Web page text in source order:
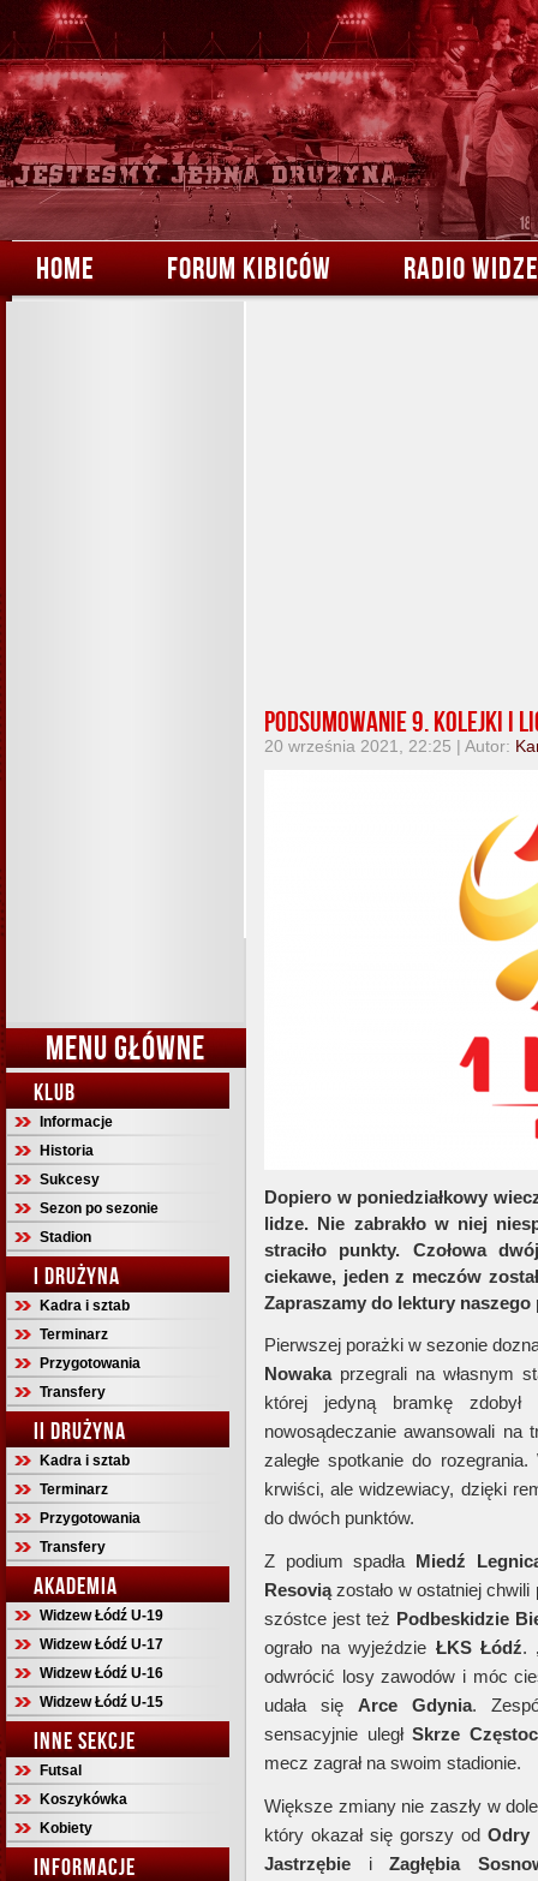
HOME FORUM KIBICÓW RADIO
MENU GŁÓWNE
KLUB
Informacje
Historia
Sukcesy
Sezon po sezonie
Stadion
I DRUŻYNA
Kadra i sztab
Terminarz
Przygotowania
Transfery
II DRUŻYNA
Kadra i sztab
Terminarz
Przygotowania
Transfery
AKADEMIA
Widzew Łódź U-19
Widzew Łódź U-17
Widzew Łódź U-16
Widzew Łódź U-15
INNE SEKCJE
Futsal
Koszykówka
Kobiety
INFORMACJE
Podsumowanie 9. kolejki I
20 września 2021, 22:25 | Autor:
Dopiero w poniedziałkowy
lidze. Nie zabrakło w niej
straciło punkty. Czołowa
ciekawe, jeden z meczów
Zapraszamy do lektury
Pierwszej porażki w sezonie
Nowaka przegrali na własnym
której jedyną bramkę zdobył
nowosądeczanie awansowali
zaległe spotkanie do
krwiści, ale widzewiacy, dzięki
do dwóch punktów.
Z podium spadła Miedź
Resoviązostało w ostatniej
szóstce jest też Podbeskidzie
ograło na wyjeździe ŁKS Łódź.
odwrócić losy zawodów i móc
udała się Arce Gdynia.
sensacyjnie uległSkrze
mecz zagrał na swoim stadionie.
Większe zmiany nie zaszły w
który okazał się gorszy odOdry
Jastrzębie iZagłębia